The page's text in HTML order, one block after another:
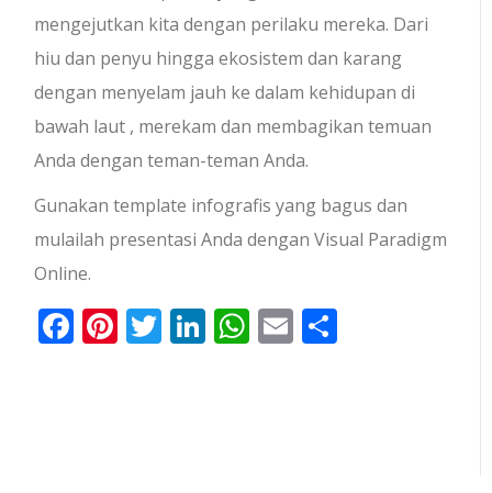
mengejutkan kita dengan perilaku mereka. Dari
hiu dan penyu hingga ekosistem dan karang
dengan menyelam jauh ke dalam kehidupan di
bawah laut , merekam dan membagikan temuan
Anda dengan teman-teman Anda.
Gunakan template infografis yang bagus dan
mulailah presentasi Anda dengan Visual Paradigm
Online.
Facebook
Pinterest
Twitter
LinkedIn
WhatsApp
Email